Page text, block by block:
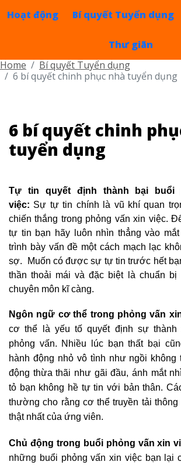
Hoạt động Bí quyết Tuyển dụng
Thư giãn
Home
Bí quyết Tuyển dụng
6 bí quyết chinh phục nhà tuyển dụng
6 bí quyết chinh
tuyển dụng
Tự tin quyết định thành bại buổi
việc: Sự tự tin chính là vũ khí quan
chiến thắng trong phỏng vấn xin việc.
tự tin bạn hãy luôn nhìn thẳng vào
trình bày vấn đề một cách mạch lạc
sợ. Muốn có được sự tự tin trước hết
thần thoải mái và đặc biệt là chuẩn bị
chuyên môn kĩ càng.
Ngôn ngữ cơ thể trong phỏng vấn
cơ thể là yếu tố quyết định sự thành
phỏng vấn. Nhiều lúc bạn thất bại
hành động nhỏ vô tình như ngồi không
động thừa thãi như gãi đầu, ánh mắt
tỏ bạn không hề tự tin với bản thân.
thường cho rằng cơ thể truyền tải thông
thật nhất của ứng viên.
Chủ động trong buổi phỏng vấn xin
những buổi phỏng vấn xin việc bạn lại